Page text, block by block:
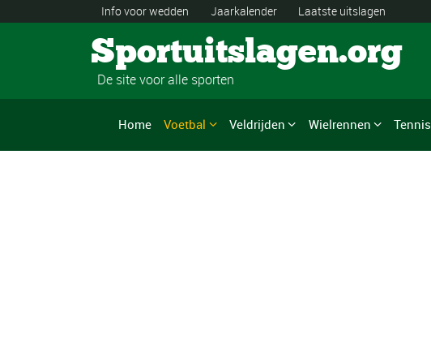
Info voor wedden Jaarkalender Laatste uitslagen
Sportuitslagen.org
De site voor alle sporten
Home Voetbal Veldrijden Wielrennen Tennis